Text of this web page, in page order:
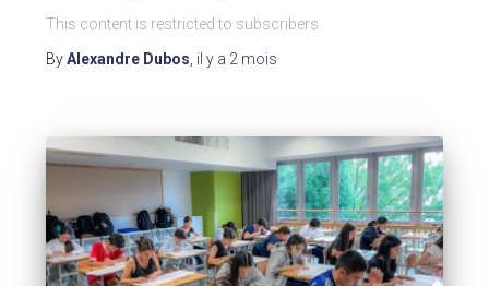
This content is restricted to subscribers
ByAlexandre Dubos il y a 2 mois